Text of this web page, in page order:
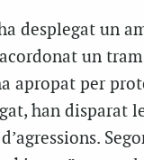
desplegat un
un
apropat per
han disparat